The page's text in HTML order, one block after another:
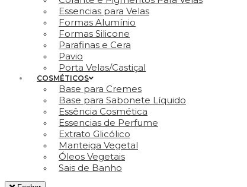
Essencias para Velas
Formas Alumínio
Formas Silicone
Parafinas e Cera
Pavio
Porta Velas/Castiçal
COSMÉTICOS
Base para Cremes
Base para Sabonete Líquido
Essência Cosmética
Essencias de Perfume
Extrato Glicólico
Manteiga Vegetal
Óleos Vegetais
Sais de Banho